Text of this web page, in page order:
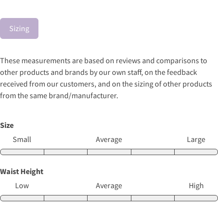
Sizing
These measurements are based on reviews and comparisons to
other products and brands by our own staff, on the feedback
received from our customers, and on the sizing of other products
from the same brand/manufacturer.
Size
Small
Average Large
Waist Height
Low
Average High